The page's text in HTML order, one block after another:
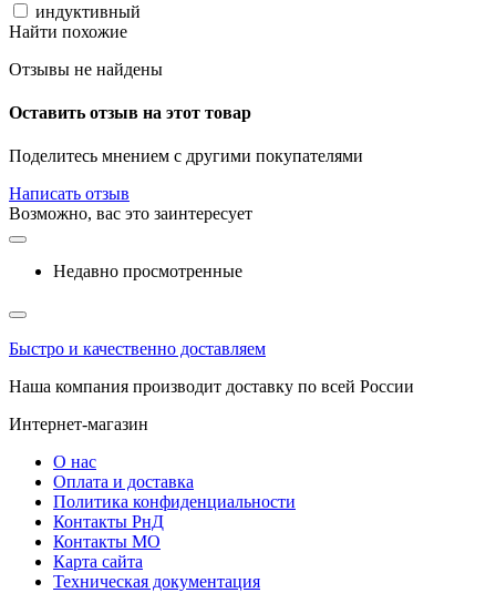
индуктивный
Найти похожие
Отзывы не найдены
Оставить отзыв на этот товар
Поделитесь мнением с другими покупателями
Написать отзыв
Возможно, вас это заинтересует
Недавно просмотренные
Быстро и качественно доставляем
Наша компания производит доставку по всей России
Интернет-магазин
О нас
Оплата и доставка
Политика конфиденциальности
Контакты РнД
Контакты МО
Карта сайта
Техническая документация